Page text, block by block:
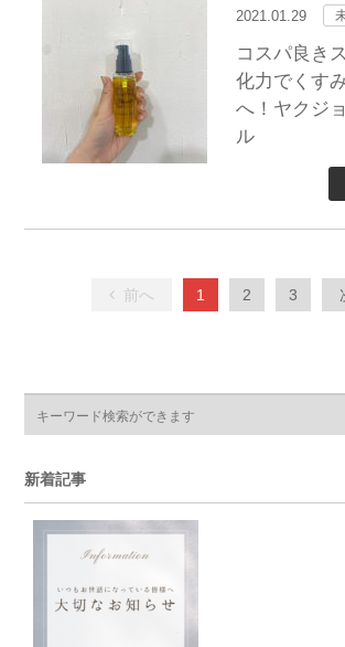
2021.01.29
コスパ良き
化力でくす
へ！ヤクジ
ル
前へ 1 2 3
新着記事